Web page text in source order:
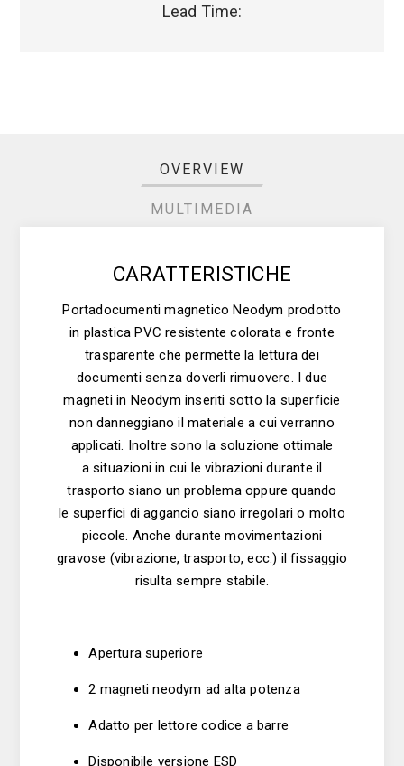
Lead Time:
OVERVIEW
MULTIMEDIA
CARATTERISTICHE
Portadocumenti magnetico Neodym prodotto
in plastica PVC resistente colorata e fronte
trasparente che permette la lettura dei
documenti senza doverli rimuovere. I due
magneti in Neodym inseriti sotto la superficie
non danneggiano il materiale a cui verranno
applicati. Inoltre sono la soluzione ottimale
a situazioni in cui le vibrazioni durante il
trasporto siano un problema oppure quando
le superfici di aggancio siano irregolari o molto
piccole. Anche durante movimentazioni
gravose (vibrazione, trasporto, ecc.) il fissaggio
risulta sempre stabile.
Apertura superiore
2 magneti neodym ad alta potenza
Adatto per lettore codice a barre
Disponibile versione ESD